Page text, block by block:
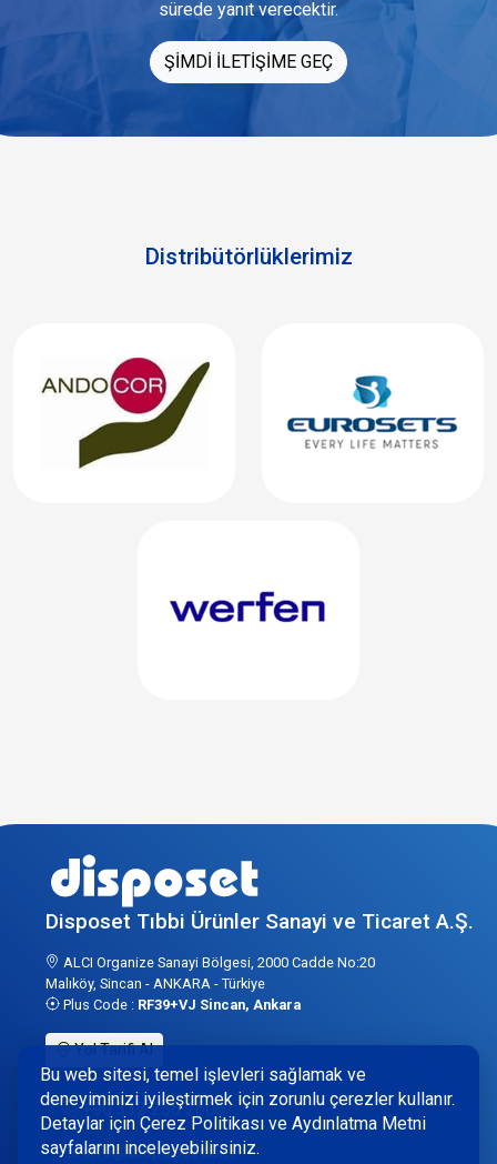
sürede yanıt verecektir.
ŞİMDİ İLETİŞİME GEÇ
Distribütörlüklerimiz
Bu web sitesi, temel işlevleri sağlamak ve
deneyiminizi iyileştirmek için zorunlu çerezler kullanır.
Detaylar için Çerez Politikası ve Aydınlatma Metni
sayfalarını inceleyebilirsiniz.
Disposet Tıbbi Ürünler Sanayi ve Ticaret A.Ş.
ALCI Organize Sanayi Bölgesi, 2000 Cadde No:20
Malıköy, Sincan - ANKARA - Türkiye
Plus Code : RF39+VJ Sincan, Ankara
Yol Tarifi Al
+90 312 256 2606
info@disposet.com